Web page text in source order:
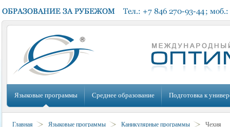
Языковые программы Среднее образование Подготовка к
Главная Языковые программы Каникулярные программы Чехия